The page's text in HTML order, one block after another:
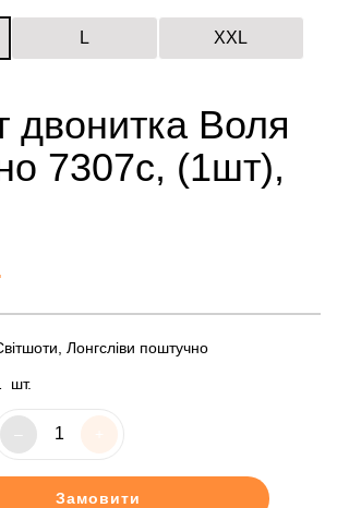
L XXL
двонитка Воля
7307с, (1шт),
Лонгсліви поштучно
шт.
Замовити